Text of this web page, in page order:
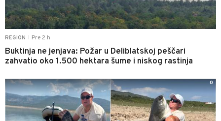
REGION Pre 2 h
Buktinja ne jenjava: Požar u Deliblatskoj peščari
zahvatio oko 1.500 hektara šume i niskog rastinja
0